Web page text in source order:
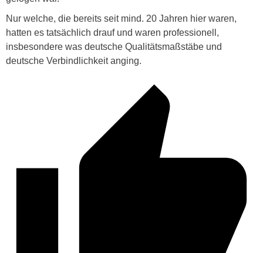
Nur welche, die bereits seit mind. 20 Jahren hier waren,
hatten es tatsächlich drauf und waren professionell,
insbesondere was deutsche Qualitätsmaßstäbe und
deutsche Verbindlichkeit anging.